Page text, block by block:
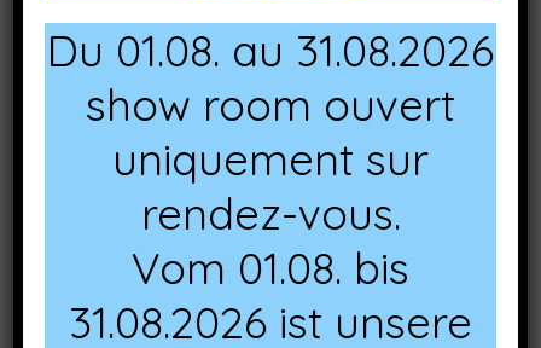
Du 01.08. au 31.08.2026
show room ouvert
uniquement sur
rendez-vous.
Vom 01.08. bis
31.08.2026 ist unsere